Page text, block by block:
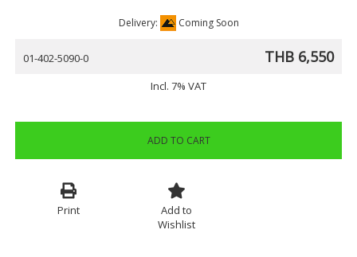
Delivery: Coming Soon
01-402-5090-0 THB 6,550
Incl. 7% VAT
ADD TO CART
Print
Add to
Wishlist